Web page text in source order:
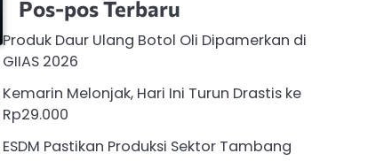
Pos-pos Terbaru
Produk Daur Ulang Botol Oli Dipamerkan di
GIIAS 2026
Kemarin Melonjak, Hari Ini Turun Drastis ke
Rp29.000
ESDM Pastikan Produksi Sektor Tambang